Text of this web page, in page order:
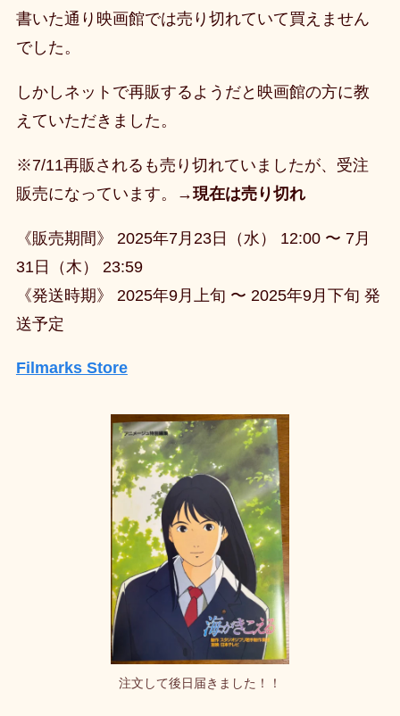
書いた通り映画館では売り切れていて買えません
でした。
しかしネットで再販するようだと映画館の方に教
えていただきました。
※7/11再販されるも売り切れていましたが、受注
販売になっています。→現在は売り切れ
《販売期間》 2025年7月23日（水） 12:00 〜 7月
31日（木） 23:59
《発送時期》 2025年9月上旬 〜 2025年9月下旬 発
送予定
Filmarks Store
注文して後日届きました！！